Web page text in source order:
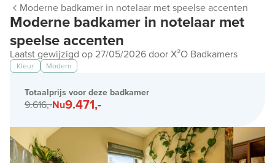
Moderne badkamer in notelaar met speelse accenten
Moderne badkamer in notelaar met
speelse accenten
Laatst gewijzigd op 27/05/2026 door X²O Badkamers
Kleur Modern
Totaalprijs voor deze badkamer
9.616,-Nu9.471,-